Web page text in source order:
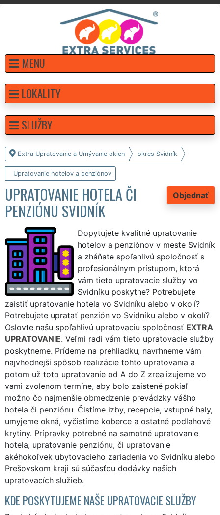
MENU
Extra Upratovanie a Umývanie okien okres Svidník
Upratovanie hotelov a penziónov
Objednať
UPRATOVANIE HOTELA ČI
PENZIÓNU SVIDNÍK
Dopytujete kvalitné upratovanie
hotelov a penziónov v meste Svidník
a zháňate spoľahlivú spoločnosť s
profesionálnym prístupom, ktorá
vám tieto upratovacie služby vo
Svidníku poskytne? Potrebujete
zaistiť upratovanie hotela vo Svidníku alebo v okolí?
Potrebujete upratať penzión vo Svidníku alebo v okolí?
Oslovte našu spoľahlivú upratovaciu spoločnosť EXTRA
UPRATOVANIE. Veľmi radi vám tieto upratovacie služby
poskytneme. Prídeme na prehliadku, navrhneme vám
najvhodnejší spôsob realizácie tohto upratovania a
potom už toto upratovanie od A do Z zrealizujeme vo
vami zvolenom termíne, aby bolo zaistené pokiaľ
možno čo najmenšie obmedzenie prevádzky vášho
hotela či penziónu. Čistíme izby, recepcie, vstupné haly,
umyjeme okná, vyčistíme koberce a ostatné podlahové
krytiny. Prípravky potrebné na samotné upratovanie
hotela, upratovanie penziónu, či upratovanie
akéhokoľvek ubytovacieho zariadenia vo Svidníku alebo
Prešovskom kraji sú súčasťou dodávky našich
upratovacích služieb.
KDE POSKYTUJEME NAŠE UPRATOVACIE SLUŽBY
LOKALITY
SLUŽBY